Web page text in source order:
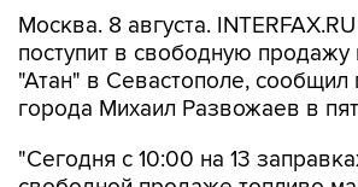
Москва. 8 августа.
поступит в свободную продажу
"Атан" в Севастополе, сообщил
города Михаил Развожаев в
"Сегодня с 10:00 на 13